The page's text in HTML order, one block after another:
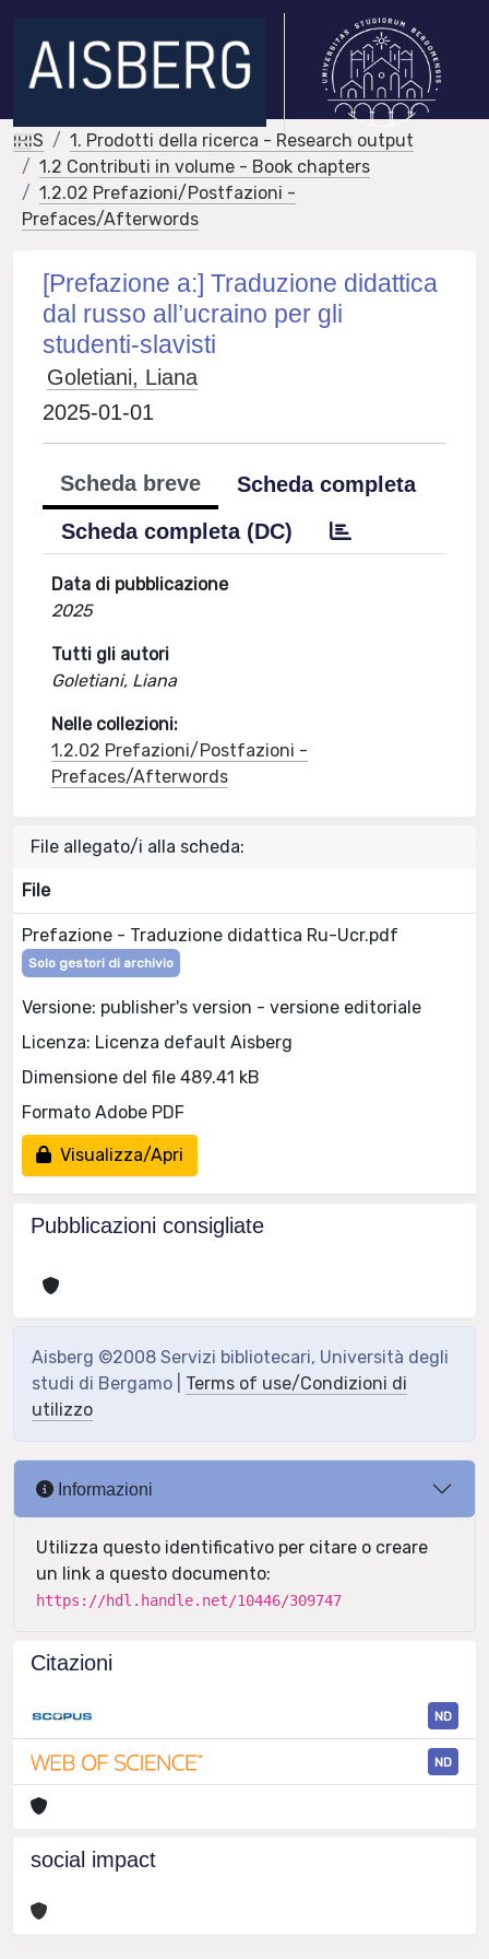
IRIS
1. Prodotti della ricerca - Research output
1.2 Contributi in volume - Book chapters
1.2.02 Prefazioni/Postfazioni -
Prefaces/Afterwords
[Prefazione a:] Traduzione didattica
dal russo all’ucraino per gli
studenti-slavisti
Goletiani, Liana
2025-01-01
Scheda breve
Scheda completa
Scheda completa (DC)
Data di pubblicazione
2025
Tutti gli autori
Goletiani, Liana
Nelle collezioni:
1.2.02 Prefazioni/Postfazioni -
Prefaces/Afterwords
File allegato/i alla scheda:
File
Prefazione - Traduzione didattica Ru-Ucr.pdf
Solo gestori di archivio
Versione: publisher's version - versione editoriale
Licenza: Licenza default Aisberg
Dimensione del file 489.41 kB
Formato Adobe PDF
Visualizza/Apri
Pubblicazioni consigliate
Aisberg ©2008 Servizi bibliotecari, Università degli
studi di Bergamo | Terms of use/Condizioni di
utilizzo
Informazioni
Utilizza questo identificativo per citare o creare
un link a questo documento:
https://hdl.handle.net/10446/309747
Citazioni
ND
ND
social impact